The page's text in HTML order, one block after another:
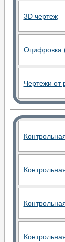
3D чертеж
Оцифровка
Чертежи от